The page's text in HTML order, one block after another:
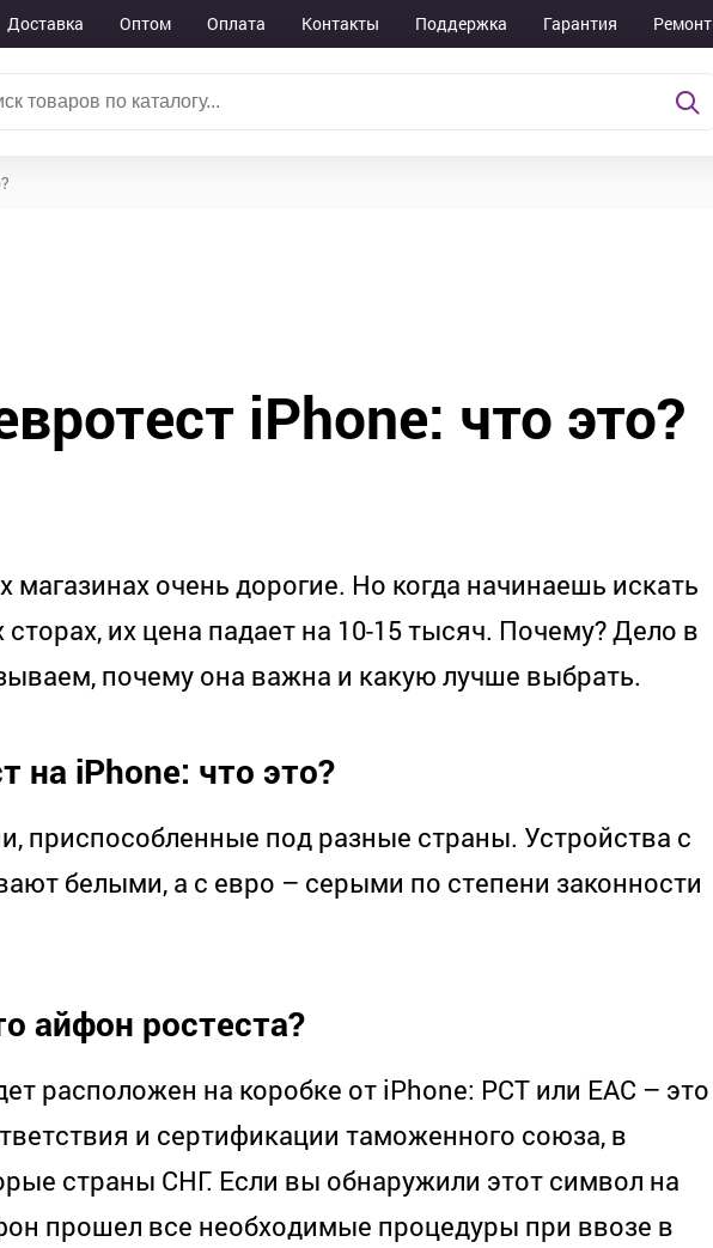
Доставка Оптом Оплата Контакты Поддержка Гарантия Ремонт
iPhone: что это?
очень дорогие. Но когда начинаешь искать
их цена падает на 10-15 тысяч. Почему? Дело в
почему она важна и какую лучше выбрать.
на iPhone: что это?
приспособленные под разные страны. Устройства с
белыми, а с евро – серыми по степени законности
айфон ростеста?
расположен на коробке от iPhone: РСТ или EAC – это
и сертификации таможенного союза, в
страны СНГ. Если вы обнаружили этот символ на
прошел все необходимые процедуры при ввозе в